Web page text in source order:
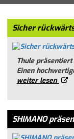
Sicher
Thule
Einen
weiter lesen
SHIMANO